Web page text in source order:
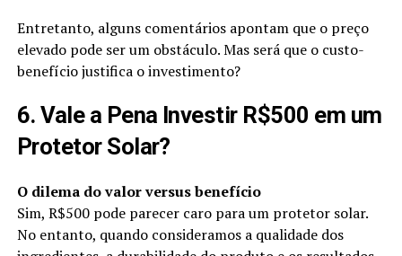
Entretanto, alguns comentários apontam que o preço
elevado pode ser um obstáculo. Mas será que o custo-
benefício justifica o investimento?
6. Vale a Pena Investir R$500 em um
Protetor Solar?
O dilema do valor versus benefício
Sim, R$500 pode parecer caro para um protetor solar.
No entanto, quando consideramos a qualidade dos